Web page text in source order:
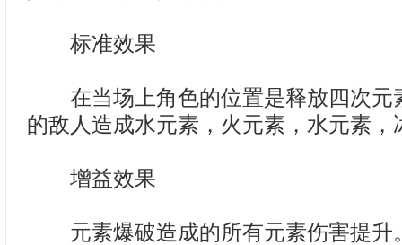
标准效果
在当场上角色的位置是释放四次元
的敌人造成水元素，火元素，水元素，
增益效果
元素爆破造成的所有元素伤害提升